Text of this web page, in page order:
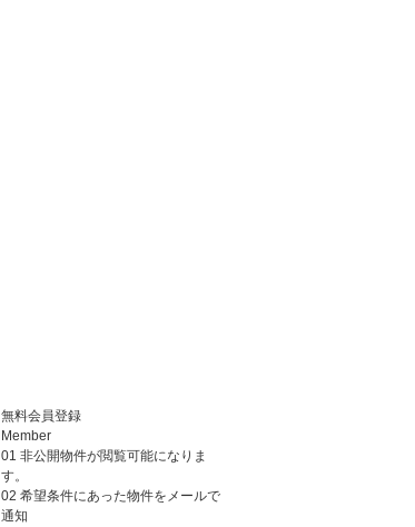
無料会員登録
Member
01 非公開物件が閲覧可能になりま
す。
02 希望条件にあった物件をメールで
通知